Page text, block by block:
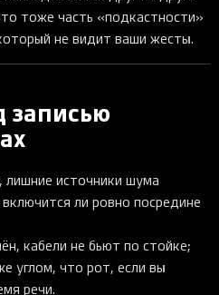
тоже часть «подкастности»
не видит ваши жесты.
записью
лишние источники шума
ли ровно посредине
кабели не бьют по стойке;
углом, что рот, если вы
речи.